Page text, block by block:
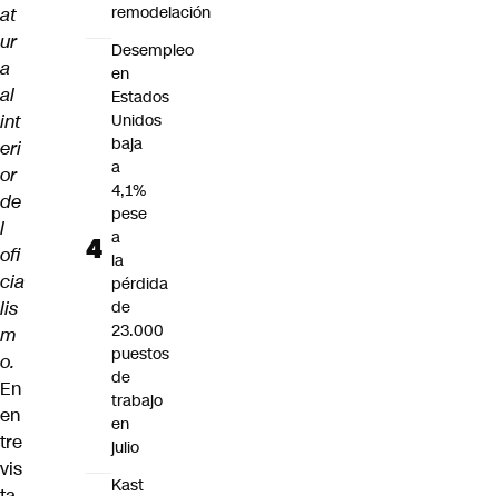
at
ur
a
al
int
eri
or
de
l
ofi
cia
lis
m
o.
En
en
tre
vis
remodelación
Desempleo
en
Estados
Unidos
baja
a
4,1%
pese
a
la
pérdida
de
23.000
puestos
de
trabajo
en
julio
Kast